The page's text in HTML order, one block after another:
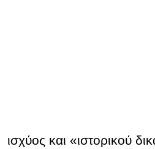
ισχύος και «ιστορικού